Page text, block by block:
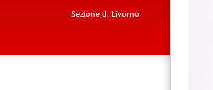
Sezione di Livorno